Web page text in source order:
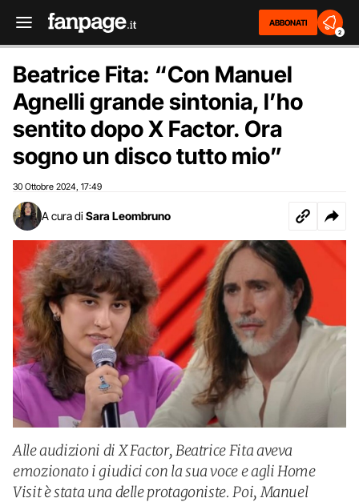
ABBONATI
2
Beatrice Fita: “Con Manuel
Agnelli grande sintonia, l’ho
sentito dopo X Factor. Ora
sogno un disco tutto mio”
30 Ottobre 2024 17:49
A cura di Sara Leombruno
Alle audizioni di X Factor, Beatrice Fita aveva
emozionato i giudici con la sua voce e agli Home
Visit è stata una delle protagoniste. Poi, Manuel